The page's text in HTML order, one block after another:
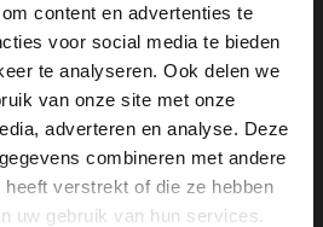
content en advertenties te
voor social media te bieden
te analyseren. Ook delen we
van onze site met onze
adverteren en analyse. Deze
combineren met andere
verstrekt of die ze hebben
uw gebruik van hun services.
VOOR ONZE NIEUWSBRIEF
korting in onze webwinkel